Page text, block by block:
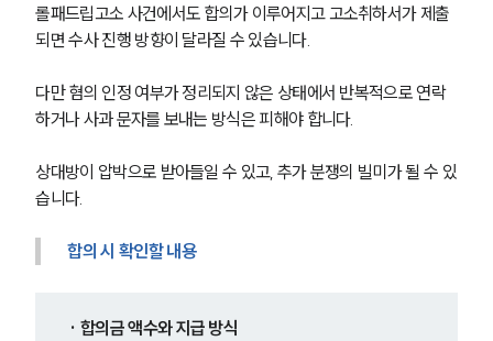
대륜법률상담예약
롤패드립고소 사건에서도 합의가 이루어지고 고소취하서가 제출
되면 수사 진행 방향이 달라질 수 있습니다.
다만 혐의 인정 여부가 정리되지 않은 상태에서 반복적으로 연락
하거나 사과 문자를 보내는 방식은 피해야 합니다.
상대방이 압박으로 받아들일 수 있고, 추가 분쟁의 빌미가 될 수 있
습니다.
합의 시 확인할 내용
· 합의금 액수와 지급 방식